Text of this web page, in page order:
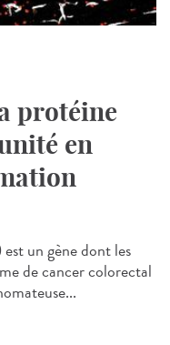
protéine
en
un gène dont les
de cancer colorectal